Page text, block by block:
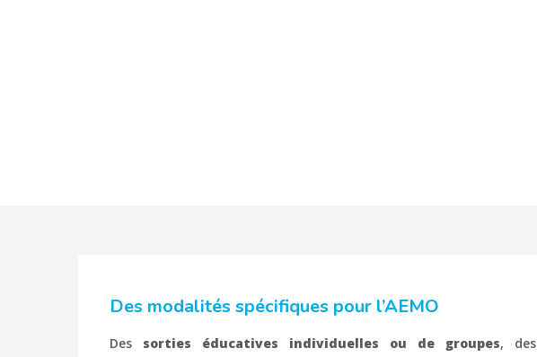
Des modalités spécifiques pour l’AEMO
Des sorties éducatives individuelles ou de groupes, des